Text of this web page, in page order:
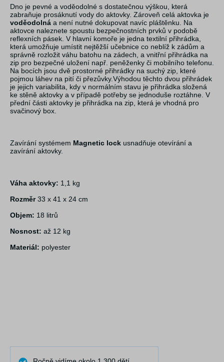
Dno je pevné a voděodolné s dostatečnou výškou, která
zabraňuje prosáknutí vody do aktovky. Zároveň celá aktovka je
voděodolná a není nutné dokupovat navíc pláštěnku. Na
aktovce naleznete spoustu bezpečnostních prvků v podobě
reflexních pásek. V hlavní komoře je jedna textilní přihrádka,
která umožňuje umístit nejtěžší učebnice co neblíž k zádům a
správně rozložit váhu batohu na zádech, a vnitřní přihrádka na
zip pro bezpečné uložení např. peněženky či mobilního telefonu.
Na bocích jsou dvě prostorné přihrádky na suchý zip, které
pojmou láhev na pití či přezůvky.Výhodou těchto dvou přihrádek
je jejich variabilita, kdy v normálním stavu je přihrádka složená
ke stěně aktovky a v případě potřeby se jednoduše roztáhne. V
přední části aktovky je přihrádka na zip, která je vhodná pro
svačinový box.
Zavírání systémem Magnetic lock usnadňuje otevírání a
zavírání aktovky.
Váha aktovky: 1,1 kg
Rozměr33 x 41 x 24 cm
Objem: 18 litrů
Nosnost: až 12 kg
Materiál: polyester